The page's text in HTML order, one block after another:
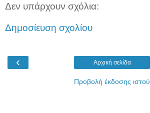
Δεν υπάρχουν σχόλια:
Δημοσίευση σχολίου
‹ Αρχική σελίδα
Προβολή έκδοσης ιστού